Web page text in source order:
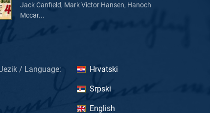
Jack Canfield, Mark Victor Hansen, Hanoch
Mccar...
/ Language: Hrvatski
Srpski
English